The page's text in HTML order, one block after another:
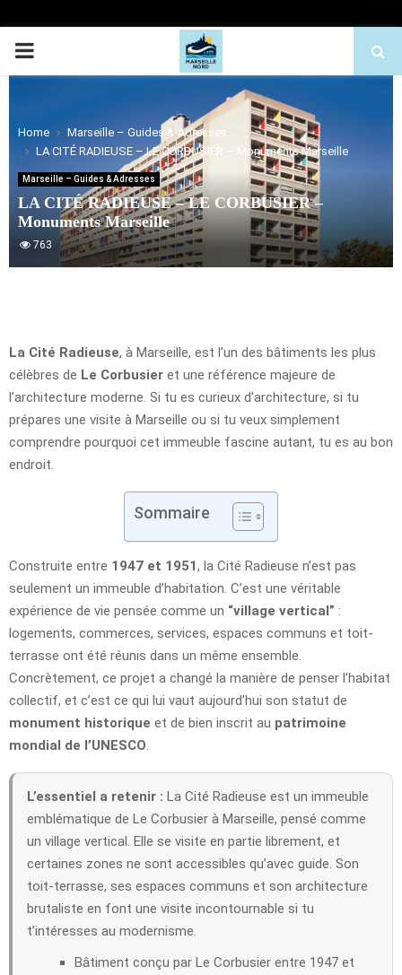
PRIMARY
Home
Marseille – Guides & Adresses
LA CITÉ RADIEUSE – LE CORBUSIER – Monuments Marseille
Marseille – Guides & Adresses
LA CITÉ RADIEUSE – LE CORBUSIER –
Monuments Marseille
763
La Cité Radieuse, à Marseille, est l’un des bâtiments les plus
célèbres de Le Corbusier et une référence majeure de
l’architecture moderne. Si tu es curieux d’architecture, si tu
prépares une visite à Marseille ou si tu veux simplement
comprendre pourquoi cet immeuble fascine autant, tu es au bon
endroit.
Sommaire
Construite entre 1947 et 1951, la Cité Radieuse n’est pas
seulement un immeuble d’habitation. C’est une véritable
expérience de vie pensée comme un “village vertical” :
logements, commerces, services, espaces communs et toit-
terrasse ont été réunis dans un même ensemble.
Concrètement, ce projet a changé la manière de penser l’habitat
collectif, et c’est ce qui lui vaut aujourd’hui son statut de
monument historique et de bien inscrit au patrimoine
mondial de l’UNESCO
L’essentiel a retenir : La Cité Radieuse est un immeuble
emblématique de Le Corbusier à Marseille, pensé comme
un village vertical. Elle se visite en partie librement, et
certaines zones ne sont accessibles qu’avec guide. Son
toit-terrasse, ses espaces communs et son architecture
brutaliste en font une visite incontournable si tu
t’intéresses au modernisme.
Bâtiment conçu par Le Corbusier entre 1947 et